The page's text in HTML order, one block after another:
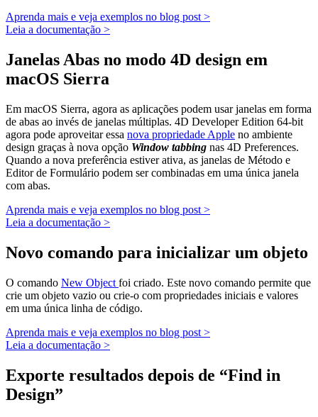
Aprenda mais e veja exemplos no blog post >
Leia a documentação >
Janelas Abas no modo 4D design em
macOS Sierra
Em macOS Sierra, agora as aplicações podem usar janelas em forma
de abas ao invés de janelas múltiplas. 4D Developer Edition 64-bit
agora pode aproveitar essa nova propriedade Apple no ambiente
design graças à nova opção Window tabbing nas 4D Preferences.
Quando a nova preferência estiver ativa, as janelas de Método e
Editor de Formulário podem ser combinadas em uma única janela
com abas.
Aprenda mais e veja exemplos no blog post >
Leia a documentação >
Novo comando para inicializar um objeto
O comando New Object foi criado. Este novo comando permite que
crie um objeto vazio ou crie-o com propriedades iniciais e valores
em uma única linha de código.
Aprenda mais e veja exemplos no blog post >
Leia a documentação >
Exporte resultados depois de “Find in
Design”